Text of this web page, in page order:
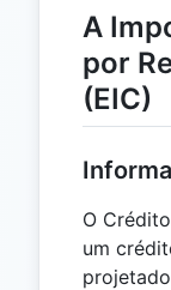
A
por
(EIC)
O
um